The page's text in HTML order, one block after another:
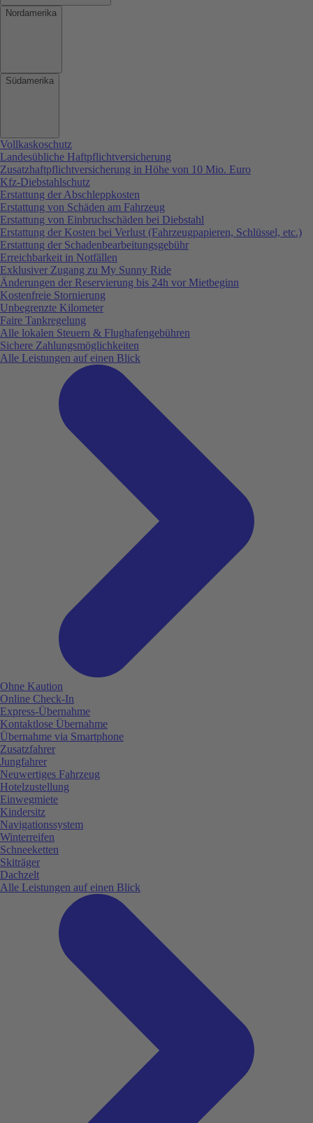
Nordamerika
Südamerika
Vollkaskoschutz
Landesübliche Haftpflichtversicherung
Zusatzhaftpflichtversicherung in Höhe von 10 Mio. Euro
Kfz-Diebstahlschutz
Erstattung der Abschleppkosten
Erstattung von Schäden am Fahrzeug
Erstattung von Einbruchschäden bei Diebstahl
Erstattung der Kosten bei Verlust (Fahrzeugpapieren, Schlüssel, etc.)
Erstattung der Schadenbearbeitungsgebühr
Erreichbarkeit in Notfällen
Exklusiver Zugang zu My Sunny Ride
Änderungen der Reservierung bis 24h vor Mietbeginn
Kostenfreie Stornierung
Unbegrenzte Kilometer
Faire Tankregelung
Alle lokalen Steuern & Flughafengebühren
Sichere Zahlungsmöglichkeiten
Alle Leistungen auf einen Blick
Ohne Kaution
Online Check-In
Express-Übernahme
Kontaktlose Übernahme
Übernahme via Smartphone
Zusatzfahrer
Jungfahrer
Neuwertiges Fahrzeug
Hotelzustellung
Einwegmiete
Kindersitz
Navigationssystem
Winterreifen
Schneeketten
Skiträger
Dachzelt
Alle Leistungen auf einen Blick